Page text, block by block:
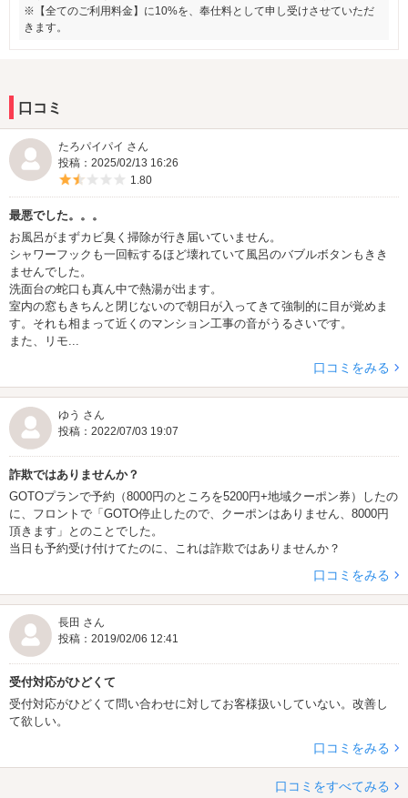
※【全てのご利用料金】に10%を、奉仕料として申し受けさせていただ
きます。
口コミ
たろパイパイ さん
投稿：2025/02/13 16:26
5つ星のうち1.5
1.80
最悪でした。。。
お風呂がまずカビ臭く掃除が行き届いていません。
シャワーフックも一回転するほど壊れていて風呂のバブルボタンもきき
ませんでした。
洗面台の蛇口も真ん中で熱湯が出ます。
室内の窓もきちんと閉じないので朝日が入ってきて強制的に目が覚めま
す。それも相まって近くのマンション工事の音がうるさいです。
また、リモ...
口コミをみる
ゆう さん
投稿：2022/07/03 19:07
詐欺ではありませんか？
GOTOプランで予約（8000円のところを5200円+地域クーポン券）したの
に、フロントで「GOTO停止したので、クーポンはありません、8000円
頂きます」とのことでした。
当日も予約受け付けてたのに、これは詐欺ではありませんか？
口コミをみる
長田 さん
投稿：2019/02/06 12:41
受付対応がひどくて
受付対応がひどくて問い合わせに対してお客様扱いしていない。改善し
て欲しい。
口コミをみる
口コミをすべてみる